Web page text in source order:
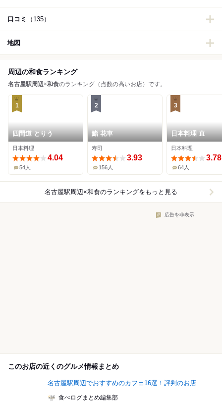
口コミ （135）
地図
周辺の和食ランキング
名古屋駅周辺×和食のランキング（点数の高いお店）です。
1
四間道 とりう
日本料理
4.04
54人
2
鮨 花車
寿司
3.93
156人
3
日本料理 直
日本料理
3.78
64人
名古屋駅周辺×和食のランキングをもっと見る
広告を非表示
このお店の近くのグルメ情報まとめ
名古屋駅周辺でおすすめのカフェ16選！評判のお店
食べログまとめ編集部